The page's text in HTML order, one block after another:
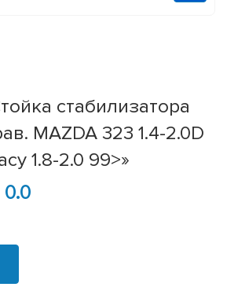
стабилизатора
MAZDA 323 1.4-2.0D
1.8-2.0 99>»
0.0